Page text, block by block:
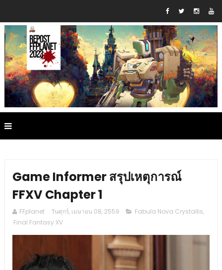
Game Informer สรุปเหตุการณ์
FFXV Chapter 1
FFplanet วันศุกร์, เมษายน 08, 2559 Fabula Nova Crystallis,
Final Fantasy XV